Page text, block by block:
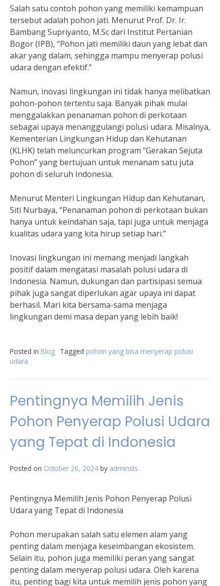
Salah satu contoh pohon yang memiliki kemampuan
tersebut adalah pohon jati. Menurut Prof. Dr. Ir.
Bambang Supriyanto, M.Sc dari Institut Pertanian
Bogor (IPB), “Pohon jati memiliki daun yang lebat dan
akar yang dalam, sehingga mampu menyerap polusi
udara dengan efektif.”
Namun, inovasi lingkungan ini tidak hanya melibatkan
pohon-pohon tertentu saja. Banyak pihak mulai
menggalakkan penanaman pohon di perkotaan
sebagai upaya menanggulangi polusi udara. Misalnya,
Kementerian Lingkungan Hidup dan Kehutanan
(KLHK) telah meluncurkan program “Gerakan Sejuta
Pohon” yang bertujuan untuk menanam satu juta
pohon di seluruh Indonesia.
Menurut Menteri Lingkungan Hidup dan Kehutanan,
Siti Nurbaya, “Penanaman pohon di perkotaan bukan
hanya untuk keindahan saja, tapi juga untuk menjaga
kualitas udara yang kita hirup setiap hari.”
Inovasi lingkungan ini memang menjadi langkah
positif dalam mengatasi masalah polusi udara di
Indonesia. Namun, dukungan dan partisipasi semua
pihak juga sangat diperlukan agar upaya ini dapat
berhasil. Mari kita bersama-sama menjaga
lingkungan demi masa depan yang lebih baik!
Posted in Blog Tagged pohon yang bisa menyerap polusi
udara
Pentingnya Memilih Jenis
Pohon Penyerap Polusi Udara
yang Tepat di Indonesia
Posted on October 26, 2024 by adminsts
Pentingnya Memilih Jenis Pohon Penyerap Polusi
Udara yang Tepat di Indonesia
Pohon merupakan salah satu elemen alam yang
penting dalam menjaga keseimbangan ekosistem.
Selain itu, pohon juga memiliki peran yang sangat
penting dalam menyerap polusi udara. Oleh karena
itu, penting bagi kita untuk memilih jenis pohon yang